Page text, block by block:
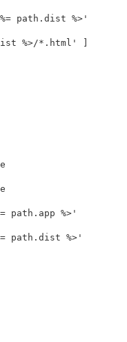
path.dist %>'
%>/*.html'
path.app %>'
path.dist %>'